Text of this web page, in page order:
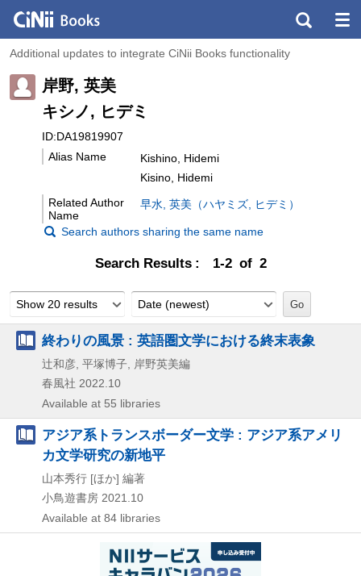
Additional updates to integrate CiNii Books functionality
岸野, 英美
キシノ, ヒデミ
ID:DA19819907
Alias Name
Kishino, Hidemi
Kisino, Hidemi
Related Author
Name
早水, 英美（ハヤミズ, ヒデミ）
Search authors sharing the same name
Search Results 1-2 of 2
Show 20 results Date (newest)
終わりの風景 : 英語圏文学における終末表象
辻和彦, 平塚博子, 岸野英美編
春風社 2022.10
Available at 55 libraries
アジア系トランスボーダー文学 : アジア系アメリ
カ文学研究の新地平
山本秀行 [ほか] 編著
小鳥遊書房 2021.10
Available at 84 libraries